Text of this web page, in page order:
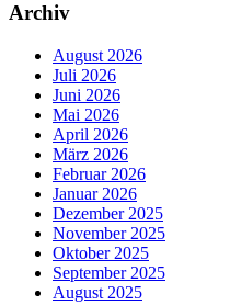
Archiv
August 2026
Juli 2026
Juni 2026
Mai 2026
April 2026
März 2026
Februar 2026
Januar 2026
Dezember 2025
November 2025
Oktober 2025
September 2025
August 2025